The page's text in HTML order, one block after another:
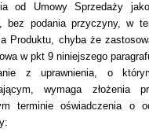
od Umowy Sprzedaży
bez podania przyczyny, w
Produktu, chyba że
w pkt 9 niniejszego
z uprawnienia, o
wymaga złożenia
terminie oświadczenia o